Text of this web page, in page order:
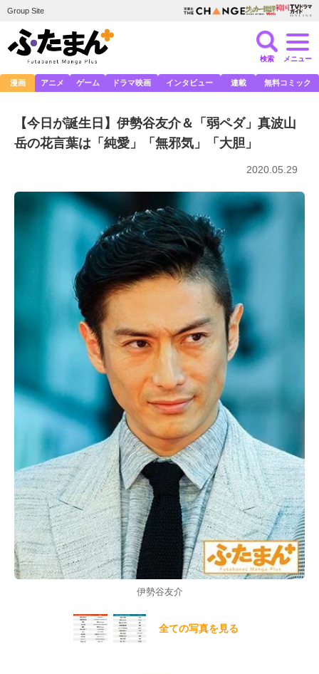
Group Site
検索 メニュー
漫画 アニメ ゲーム ドラマ映画 インタビュー 連載 無料コミック
【今日が誕生日】伊勢谷友介＆「弱ペダ」真波山
岳の花言葉は「純愛」「無邪気」「大胆」
2020.05.29
伊勢谷友介
全ての写真を見る